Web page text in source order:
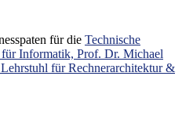
für die Technische
Informatik, Prof. Dr. Michael
für Rechnerarchitektur &